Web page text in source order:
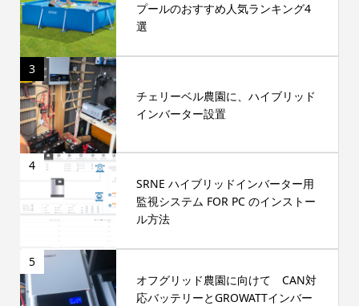
プールのおすすめ人気ランキング4
選
3
チェリーベル農園に、ハイブリッド
インバーター設置
4
SRNE ハイブリッドインバーター用
監視システム FOR PC のインストー
ル方法
5
オフグリッド農園に向けて CAN対
応バッテリーとGROWATTインバー